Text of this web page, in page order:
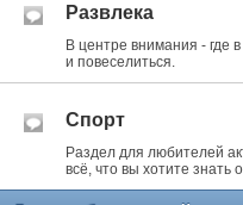
Развлека
В центре внимания - где
и повеселиться.
Спорт
Раздел для любителей
всё, что вы хотите знать